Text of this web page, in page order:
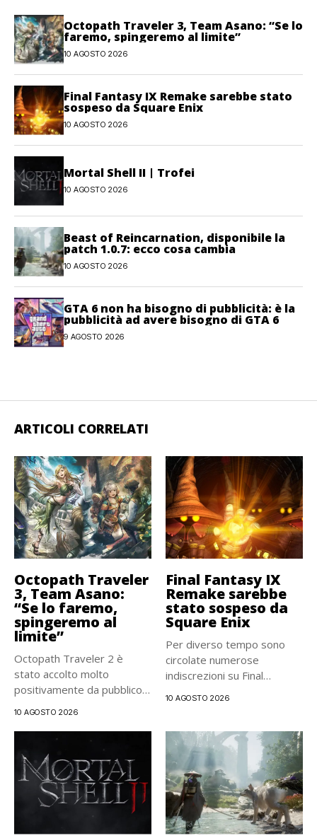
Octopath Traveler 3, Team Asano: “Se lo
faremo, spingeremo al limite”
10 AGOSTO 2026
Final Fantasy IX Remake sarebbe stato
sospeso da Square Enix
10 AGOSTO 2026
Mortal Shell II | Trofei
10 AGOSTO 2026
Beast of Reincarnation, disponibile la
patch 1.0.7: ecco cosa cambia
10 AGOSTO 2026
GTA 6 non ha bisogno di pubblicità: è la
pubblicità ad avere bisogno di GTA 6
9 AGOSTO 2026
ARTICOLI CORRELATI
Octopath Traveler
3, Team Asano:
“Se lo faremo,
spingeremo al
limite”
Octopath Traveler 2 è
stato accolto molto
positivamente da pubblico e
10 AGOSTO 2026
Final Fantasy IX
Remake sarebbe
stato sospeso da
Square Enix
Per diverso tempo sono
circolate numerose
indiscrezioni su Final
10 AGOSTO 2026